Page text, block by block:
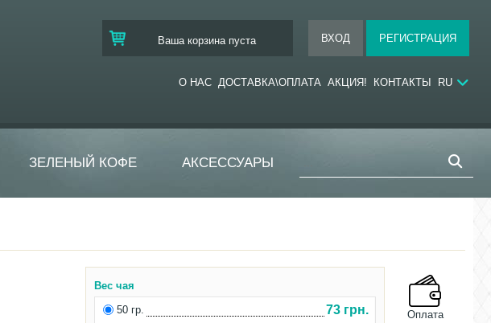
Ваша корзина пуста
О НАС ДОСТАВКА\ОПЛАТА АКЦИЯ! КОНТАКТЫ RU
ЗЕЛЕНЫЙ КОФЕ АКСЕССУАРЫ
Вес чая
50 гр.
73 грн. Оплата